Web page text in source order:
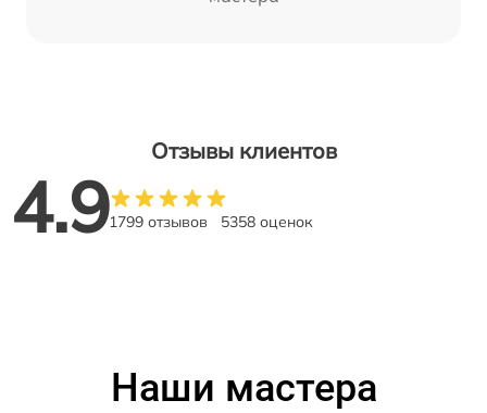
Отзывы клиентов
4.91799 отзывов 5358 оценок
Наши мастера